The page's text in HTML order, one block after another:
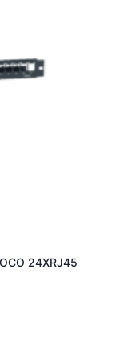
24XRJ45